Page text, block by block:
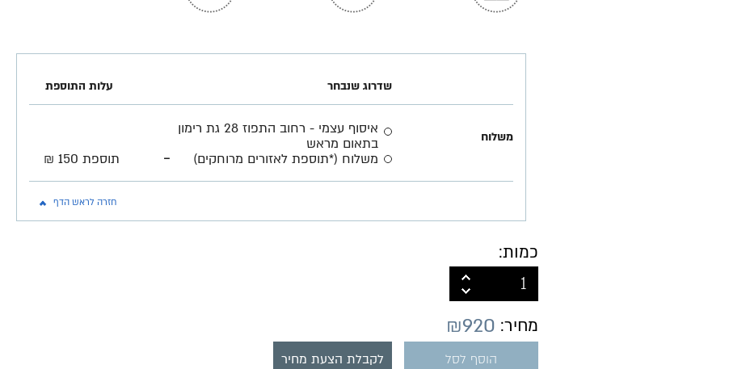
שדרוג שנבחר עלות התוספת
משלוח
איסוף עצמי - רחוב התפוז 28 גת רימון
בתאום מראש
משלוח (*תוספת לאזורים מרוחקים)
- תוספת 150 ₪
חזרה לראש הדף
כמות:
מחיר: ₪920
הוסף לסל לקבלת הצעת מחיר